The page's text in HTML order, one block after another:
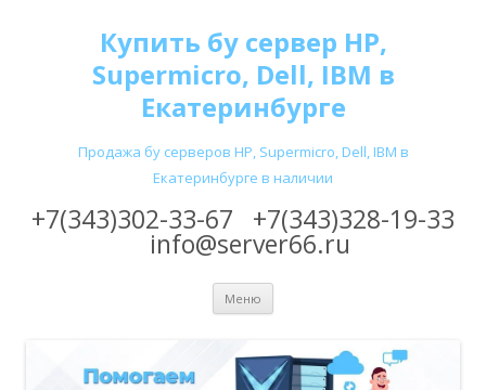
Купить бу сервер HP,
Supermicro, Dell, IBM в
Екатеринбурге
Продажа бу серверов HP, Supermicro, Dell, IBM в
Екатеринбурге в наличии
+7(343)302-33-67 +7(343)328-19-33
info@server66.ru
Меню